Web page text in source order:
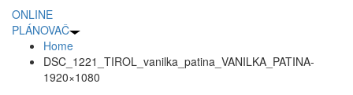
ONLINE
PLÁNOVAČ
Home
DSC_1221_TIROL_vanilka_patina_VANILKA_PATINA-
1920×1080